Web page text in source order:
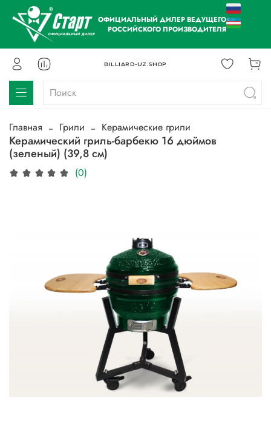
ОФИЦИАЛЬНЫЙ ДИЛЕР ВЕДУЩЕГО
РОССИЙСКОГО ПРОИЗВОДИТЕЛЯ
BILLIARD-UZ.SHOP
Главная Грили Керамические грили
Керамический гриль-барбекю 16 дюймов
(зеленый) (39,8 см)
(0)